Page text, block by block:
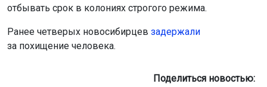
отбывать срок в колониях строгого режима.
Ранее четверых новосибирцев задержали
за похищение человека.
Поделиться новостью: